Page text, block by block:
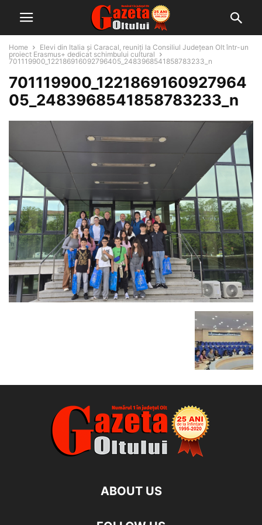
Home
Elevi din Italia și Caracal, reuniți la Consiliul Județean Olt într-un
proiect Erasmus+ dedicat schimbului cultural
701119900_122186916092796405_2483968541858783233_n
701119900_1221869160927964
05_2483968541858783233_n
ABOUT US